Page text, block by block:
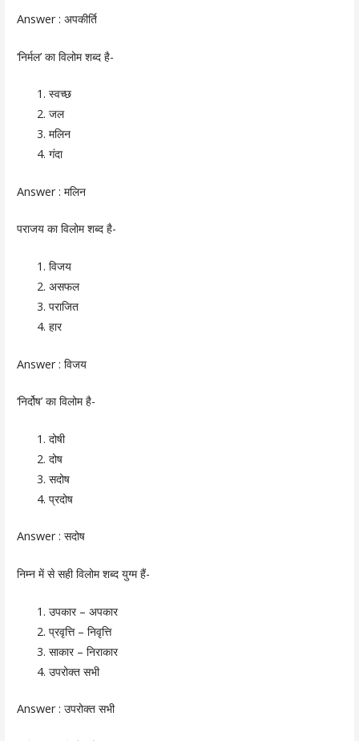
Answer : अपकीर्ति
‘निर्मल’ का विलोम शब्द है-
स्वच्छ
जल
मलिन
गंदा
Answer : मलिन
पराजय का विलोम शब्द है-
विजय
असफल
पराजित
हार
Answer : विजय
‘निर्दोष’ का विलोम है-
दोषी
दोष
सदोष
प्रदोष
Answer : सदोष
निम्न में से सही विलोम शब्द युग्म हैं-
उपकार – अपकार
प्रवृत्ति – निवृत्ति
साकार – निराकार
उपरोक्त सभी
Answer : उपरोक्त सभी